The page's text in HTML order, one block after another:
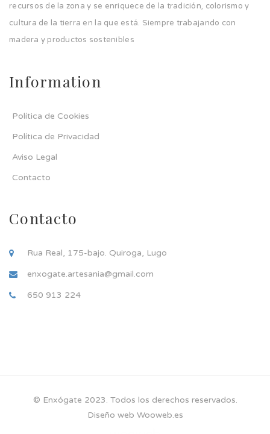
recursos de la zona y se enriquece de la tradición, colorismo y
cultura de la tierra en la que está. Siempre trabajando con
madera y productos sostenibles
Information
Política de Cookies
Política de Privacidad
Aviso Legal
Contacto
Contacto
Rua Real, 175-bajo. Quiroga, Lugo
enxogate.artesania@gmail.com
650 913 224
© Enxógate 2023. Todos los derechos reservados.
Diseño web Wooweb.es